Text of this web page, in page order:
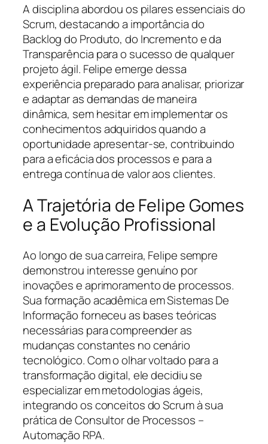
A disciplina abordou os pilares essenciais do
Scrum, destacando a importância do
Backlog do Produto, do Incremento e da
Transparência para o sucesso de qualquer
projeto ágil. Felipe emerge dessa
experiência preparado para analisar, priorizar
e adaptar as demandas de maneira
dinâmica, sem hesitar em implementar os
conhecimentos adquiridos quando a
oportunidade apresentar-se, contribuindo
para a eficácia dos processos e para a
entrega contínua de valor aos clientes.
A Trajetória de Felipe Gomes
e a Evolução Profissional
Ao longo de sua carreira, Felipe sempre
demonstrou interesse genuíno por
inovações e aprimoramento de processos.
Sua formação acadêmica em Sistemas De
Informação forneceu as bases teóricas
necessárias para compreender as
mudanças constantes no cenário
tecnológico. Com o olhar voltado para a
transformação digital, ele decidiu se
especializar em metodologias ágeis,
integrando os conceitos do Scrum à sua
prática de Consultor de Processos –
Automação RPA.